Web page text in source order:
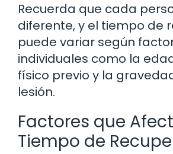
Recuerda que cada
diferente, y el tiempo de
puede variar según
individuales como la
físico previo y la
lesión.
Factores que
Tiempo de